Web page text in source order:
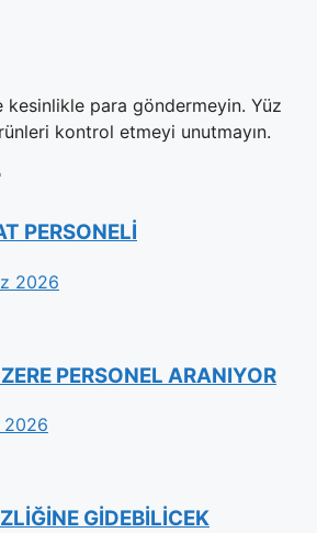
kesinlikle para göndermeyin. Yüz
kontrol etmeyi unutmayın.
PERSONELİ
2026
PERSONEL ARANIYOR
2026
GİDEBİLİCEK